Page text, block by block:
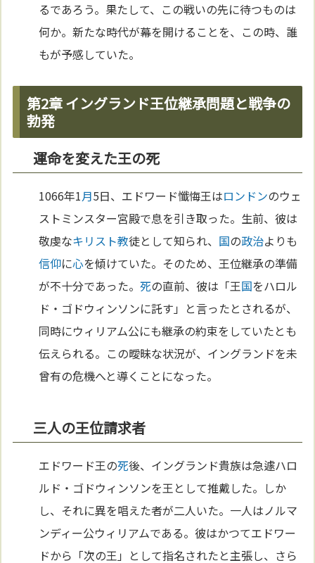
るであろう。果たして、この戦いの先に待つものは
何か。新たな時代が幕を開けることを、この時、誰
もが予感していた。
第2章 イングランド王位継承問題と戦争の
勃発
運命を変えた王の死
1066年1月5日、エドワード懺悔王はロンドンのウェ
ストミンスター宮殿で息を引き取った。生前、彼は
敬虔なキリスト教徒として知られ、 国の政治よりも
信仰に心を傾けていた。そのため、王位継承の準備
が不十分であった。死の直前、彼は「王国をハロル
ド・ゴドウィンソンに託す」と言ったとされるが、
同時にウィリアム公にも継承の約束をしていたとも
伝えられる。この曖昧な状況が、イングランドを未
曾有の危機へと導くことになった。
三人の王位請求者
エドワード王の死後、イングランド貴族は急遽ハロ
ルド・ゴドウィンソンを王として推戴した。しか
し、それに異を唱えた者が二人いた。一人はノルマ
ンディー公ウィリアムである。彼はかつてエドワー
ドから「次の王」として指名されたと主張し、さら